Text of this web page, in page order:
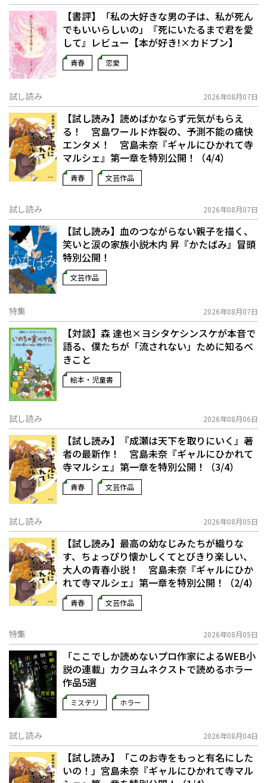
【書評】「私の大好きな男の子は、私が死ん
でもいいらしいの」――『死にいたるまで君を愛
して』レビュー【本が好き!×カドブン】
青春 恋愛
試し読み 2026年08月07日
【試し読み】読めばかならず元気がもらえ
る！ 宮島ワールド炸裂の、予測不能の痛快
エンタメ！ 宮島未奈『ギャルにひかれて寺
マルシェ』第一章を特別公開！（4/4）
青春 文芸作品
試し読み 2026年08月07日
【試し読み】血のつながらない親子を描く、
笑いと涙の家族小説――木内 昇『かたばみ』冒頭
特別公開！
文芸作品
特集 2026年08月07日
【対談】森 達也×ヨシタケシンスケが本音で
語る、僕たちが「流されない」ために知るべ
きこと
絵本・児童書
試し読み 2026年08月06日
【試し読み】『成瀬は天下を取りにいく』著
者の最新作！ 宮島未奈『ギャルにひかれて
寺マルシェ』第一章を特別公開！（3/4）
青春 文芸作品
試し読み 2026年08月05日
【試し読み】最高の幼なじみたちが織りな
す、ちょっぴり懐かしくてとびきり楽しい、
大人の青春小説！ 宮島未奈『ギャルにひか
れて寺マルシェ』第一章を特別公開！（2/4）
青春 文芸作品
特集 2026年08月05日
「ここでしか読めないプロ作家によるWEB小
説の連載」――カクヨムネクストで読めるホラー
作品5選
ミステリ ホラー
試し読み 2026年08月04日
【試し読み】「このお寺をもっと有名にした
いの！」宮島未奈『ギャルにひかれて寺マル